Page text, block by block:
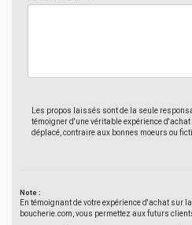
Les propos laissés sont de la seule
témoigner d'une véritable expérience
déplacé, contraire aux bonnes moeurs ou
Note :
En témoignant de votre expérience d'achat sur
boucherie.com, vous permettez aux futurs